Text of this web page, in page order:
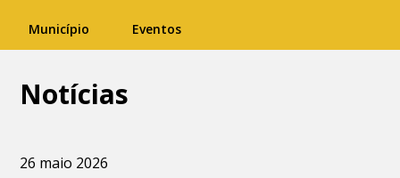
Município Eventos
Notícias
26 maio 2026